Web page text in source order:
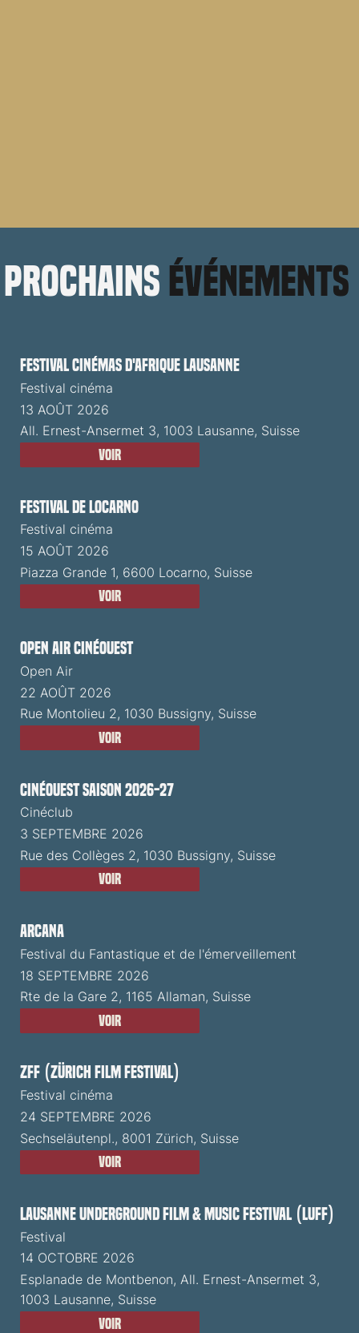
prochains événements
Festival cinémas d'Afrique Lausanne
Festival cinéma
13 AOÛT 2026
All. Ernest-Ansermet 3, 1003 Lausanne, Suisse
Voir
Festival de Locarno
Festival cinéma
15 AOÛT 2026
Piazza Grande 1, 6600 Locarno, Suisse
Voir
Open Air CinéOuest
Open Air
22 AOÛT 2026
Rue Montolieu 2, 1030 Bussigny, Suisse
Voir
CinéOuest Saison 2026-27
Cinéclub
3 SEPTEMBRE 2026
Rue des Collèges 2, 1030 Bussigny, Suisse
Voir
ARCANA
Festival du Fantastique et de l'émerveillement
18 SEPTEMBRE 2026
Rte de la Gare 2, 1165 Allaman, Suisse
Voir
ZFF (Zürich Film Festival)
Festival cinéma
24 SEPTEMBRE 2026
Sechseläutenpl., 8001 Zürich, Suisse
Voir
Lausanne Underground Film & Music Festival (LUFF)
Festival
14 OCTOBRE 2026
Esplanade de Montbenon, All. Ernest-Ansermet 3,
1003 Lausanne, Suisse
Voir